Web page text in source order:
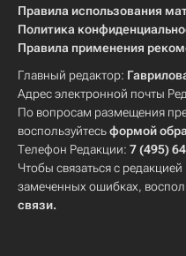
Правила использования
Политика
Правила применения
Главный редактор:
Адрес электронной почты
По вопросам размещения
воспользуйтесьформой
Телефон Редакции: 7 (495)
Чтобы связаться с
замеченных ошибках,
связи.